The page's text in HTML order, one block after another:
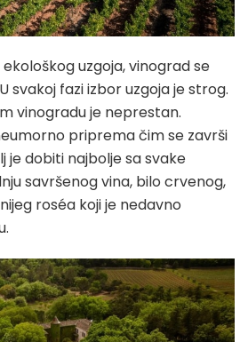
uzgoja, vinograd se
svakoj fazi izbor uzgoja je strog.
vinogradu je neprestan.
priprema čim se završi
je dobiti najbolje sa svake
savršenog vina, bilo crvenog,
roséa koji je nedavno